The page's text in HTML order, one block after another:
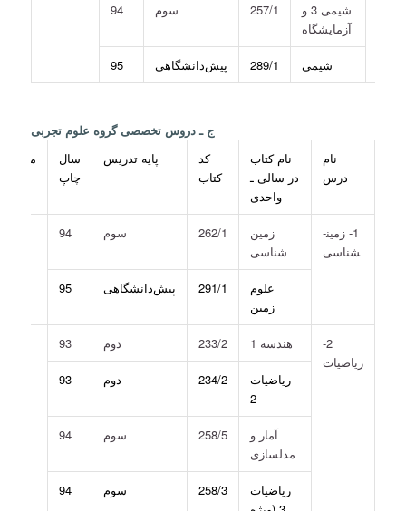
شیمی 3 و
آزمایشگاه
257/1 سوم 94
شیمی 289/1 پیش‌دانشگاهی 95
ج ـ دروس تخصصی گروه علوم تجربی
نام
درس
نام کتاب
در سالی ـ
واحدی
کد
کتاب
پایه تدریس
سال
چاپ
1- زمین­
شناسی
زمین
شناسی
262/1 سوم 94
علوم
زمین
291/1 پیش‌دانشگاهی 95
2-
ریاضیات
هندسه 1 233/2 دوم 93
ریاضیات
2
234/2 دوم 93
آمار و
مدلسازی
258/5 سوم 94
ریاضیات
258/3 سوم 94